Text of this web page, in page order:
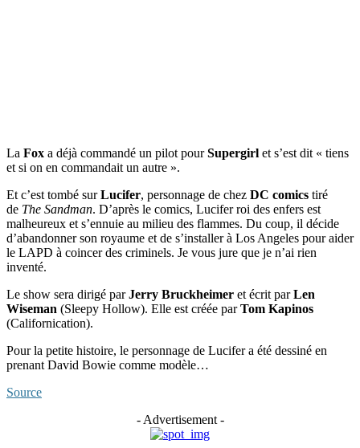
La Fox a déjà commandé un pilot pourSupergirl et s’est dit « tiens
et si on en commandait un autre ».
Et c’est tombé surLucifer, personnage de chez DC comics tiré
de The Sandman. D’après le comics, Lucifer roi des enfers est
malheureux et s’ennuie au milieu des flammes. Du coup, il décide
d’abandonner son royaume et de s’installer à Los Angeles pour aider
le LAPD à coincer des criminels. Je vous jure que je n’ai rien
inventé.
Le show sera dirigé parJerry Bruckheimer et écrit parLen
Wiseman (Sleepy Hollow). Elle est créée parTom Kapinos
(Californication).
Pour la petite histoire, le personnage de Lucifer a été dessiné en
prenant David Bowie comme modèle…
Source
- Advertisement -